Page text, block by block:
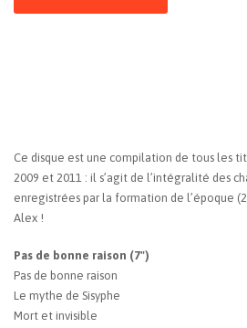
Ce disque est une compilation de tous les
2009 et 2011 : il s’agit de l’intégralité des
enregistrées par la formation de l’époque
Alex !
Pas de bonne raison (7")
Pas de bonne raison
Le mythe de Sisyphe
Mort et invisible